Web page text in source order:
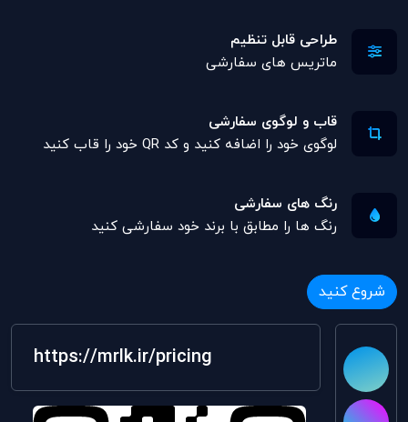
طراحی قابل تنظیم
ماتریس های سفارشی
قاب و لوگوی سفارشی
لوگوی خود را اضافه کنید و کد QR خود را قاب کنید
رنگ های سفارشی
رنگ ها را مطابق با برند خود سفارشی کنید
شروع کنید
https://mrlk.ir/pricing